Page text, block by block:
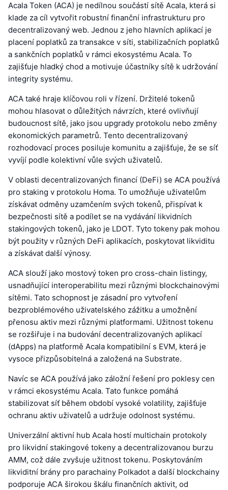
Acala Token (ACA) je nedílnou součástí sítě Acala, která si
klade za cíl vytvořit robustní finanční infrastrukturu pro
decentralizovaný web. Jednou z jeho hlavních aplikací je
placení poplatků za transakce v síti, stabilizačních poplatků
a sankčních poplatků v rámci ekosystému Acala. To
zajišťuje hladký chod a motivuje účastníky sítě k udržování
integrity systému.
ACA také hraje klíčovou roli v řízení. Držitelé tokenů
mohou hlasovat o důležitých návrzích, které ovlivňují
budoucnost sítě, jako jsou upgrady protokolu nebo změny
ekonomických parametrů. Tento decentralizovaný
rozhodovací proces posiluje komunitu a zajišťuje, že se síť
vyvíjí podle kolektivní vůle svých uživatelů.
V oblasti decentralizovaných financí (DeFi) se ACA používá
pro staking v protokolu Homa. To umožňuje uživatelům
získávat odměny uzamčením svých tokenů, přispívat k
bezpečnosti sítě a podílet se na vydávání likvidních
stakingových tokenů, jako je LDOT. Tyto tokeny pak mohou
být použity v různých DeFi aplikacích, poskytovat likviditu
a získávat další výnosy.
ACA slouží jako mostový token pro cross-chain listingy,
usnadňující interoperabilitu mezi různými blockchainovými
sítěmi. Tato schopnost je zásadní pro vytvoření
bezproblémového uživatelského zážitku a umožnění
přenosu aktiv mezi různými platformami. Užitnost tokenu
se rozšiřuje i na budování decentralizovaných aplikací
(dApps) na platformě Acala kompatibilní s EVM, která je
vysoce přizpůsobitelná a založená na Substrate.
Navíc se ACA používá jako záložní řešení pro poklesy cen
v rámci ekosystému Acala. Tato funkce pomáhá
stabilizovat síť během období vysoké volatility, zajišťuje
ochranu aktiv uživatelů a udržuje odolnost systému.
Univerzální aktivní hub Acala hostí multichain protokoly
pro likvidní stakingové tokeny a decentralizovanou burzu
AMM, což dále zvyšuje užitnost tokenu. Poskytováním
likviditní brány pro parachainy Polkadot a další blockchainy
podporuje ACA širokou škálu finančních aktivit, od